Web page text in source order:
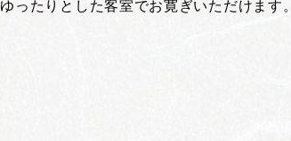
ったりとした客室でお寛ぎいただけます。